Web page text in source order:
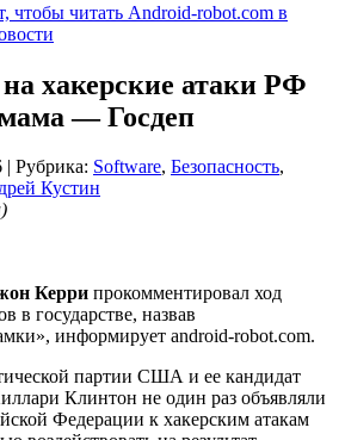
чтобы читать Android-robot.com в
хакерские атаки РФ
— Госдеп
| Рубрика: Software, Безопасность,
Кустин
Керри прокомментировал ход
в государстве, назвав
информирует android-robot.com.
партии США и ее кандидат
Клинтон не один раз объявляли
Федерации к хакерским атакам